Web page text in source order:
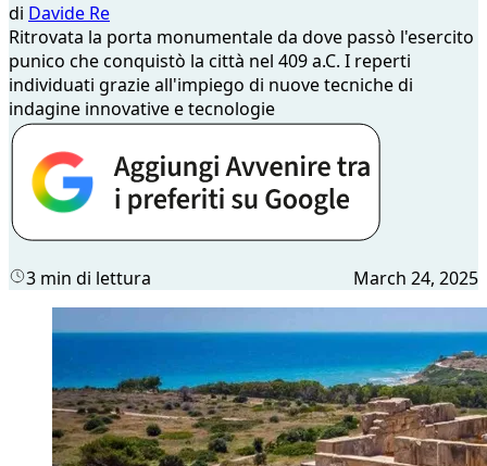
di Davide Re
Ritrovata la porta monumentale da dove passò l'esercito
punico che conquistò la città nel 409 a.C. I reperti
individuati grazie all'impiego di nuove tecniche di
indagine innovative e tecnologie
3 min di lettura March 24, 2025